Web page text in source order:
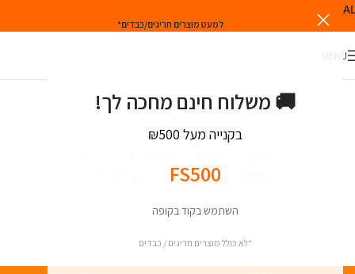
🚚 משלוח חינם מחכה לך!
בקנייה מעל ₪500
FS500
השתמש בקוד בקופה
*לא כולל מוצרים חריגים / כבדים
למעט מוצרים חריגים/כבדים*
MENU
TOP & OPENROAD